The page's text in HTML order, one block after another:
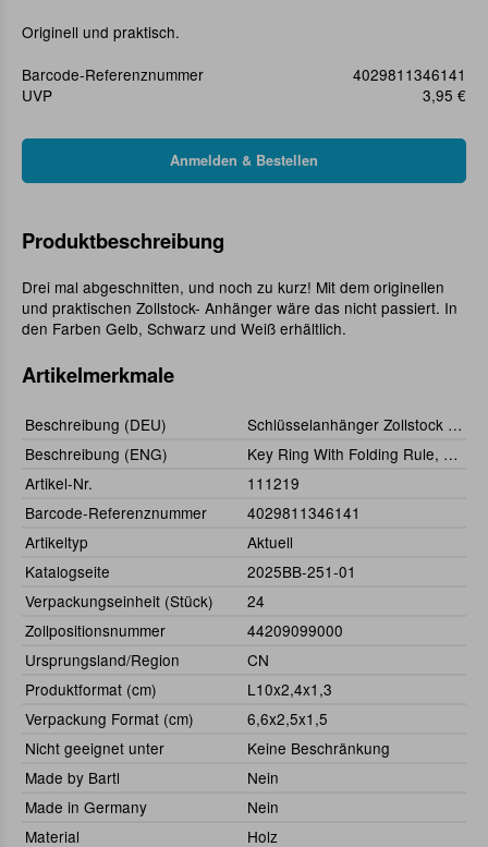
Originell und praktisch.
Barcode-Referenznummer
4029811346141
UVP
3,95 €
Produktbeschreibung
Drei mal abgeschnitten, und noch zu kurz! Mit dem originellen
und praktischen Zollstock- Anhänger wäre das nicht passiert. In
den Farben Gelb, Schwarz und Weiß erhältlich.
Artikelmerkmale
Beschreibung (DEU)
Schlüsselanhänger Zollstock 50 cm, sortiert
Beschreibung (ENG)
Key Ring With Folding Rule, Assorted
Artikel-Nr.
111219
Barcode-Referenznummer
4029811346141
Artikeltyp
Aktuell
Katalogseite
2025BB-251-01
Verpackungseinheit (Stück)
24
Zollpositionsnummer
44209099000
Ursprungsland/Region
CN
Produktformat (cm)
L10x2,4x1,3
Verpackung Format (cm)
6,6x2,5x1,5
Nicht geeignet unter
Keine Beschränkung
Made by Bartl
Nein
Made in Germany
Nein
Material
Holz